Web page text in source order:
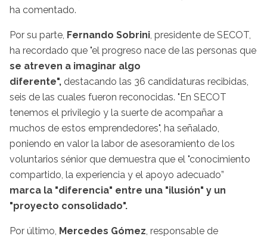
ha comentado.
Por su parte, Fernando Sobrini, presidente de SECOT,
ha recordado que "el progreso nace de las personas que
se atreven a imaginar algo
diferente", destacando las 36 candidaturas recibidas,
seis de las cuales fueron reconocidas. "En SECOT
tenemos el privilegio y la suerte de acompañar a
muchos de estos emprendedores", ha señalado,
poniendo en valor la labor de asesoramiento de los
voluntarios sénior que demuestra que el "conocimiento
compartido, la experiencia y el apoyo adecuado”
marca la "diferencia" entre una "ilusión" y un
"proyecto consolidado".
Por último, Mercedes Gómez, responsable de